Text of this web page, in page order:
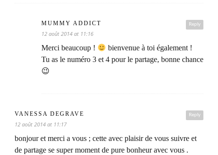
Reply
MUMMY ADDICT
12 août 2014 at 11:16
Merci beaucoup !
bienvenue à toi également !
Tu as le numéro 3 et 4 pour le partage, bonne chance
😉
Reply
VANESSA DEGRAVE
12 août 2014 at 11:17
bonjour et merci a vous ; cette avec plaisir de vous suivre et
de partage se super moment de pure bonheur avec vous .